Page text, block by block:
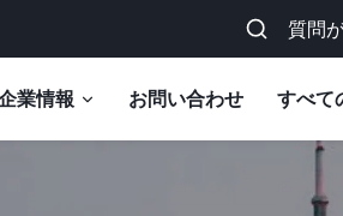
質問
業情報 お問い合わせ すべて